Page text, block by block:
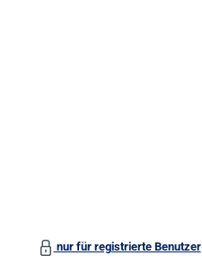
nur für registrierte Benutzer